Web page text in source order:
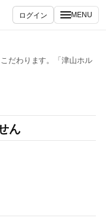
ログイン MENU
だわります。「津山ホル
ん